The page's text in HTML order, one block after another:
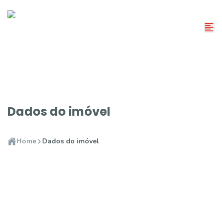
Dados do imóvel
Home Dados do imóvel